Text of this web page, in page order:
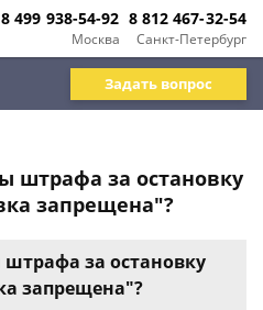
Москва
8 499 938-54-92
Санкт-Петербург
8 812 467-32-54
Задать вопрос
штрафа за остановку
запрещена"?
за остановку
запрещена"?